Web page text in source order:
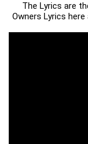
The Lyrics are
Owners Lyrics